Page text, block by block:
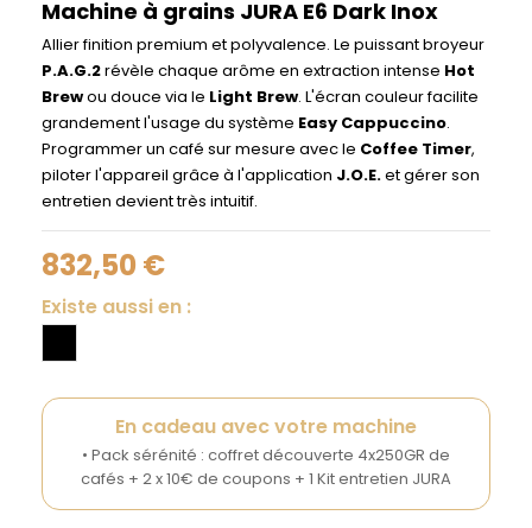
Machine à grains JURA E6 Dark Inox
Allier finition premium et polyvalence. Le puissant broyeur
P.A.G.2révèle chaque arôme en extraction intense Hot
Brewou douce via le Light Brew. L'écran couleur facilite
grandement l'usage du système Easy Cappuccino.
Programmer un café sur mesure avec le Coffee Timer,
piloter l'appareil grâce à l'application J.O.E.et gérer son
entretien devient très intuitif.
832,50 €
Existe aussi en :
En cadeau avec votre machine
• Pack sérénité : coffret découverte 4x250GR de
cafés + 2 x 10€ de coupons + 1 Kit entretien JURA